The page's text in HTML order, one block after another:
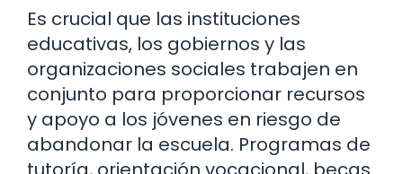
Es crucial que las instituciones
educativas, los gobiernos y las
organizaciones sociales trabajen en
conjunto para proporcionar recursos
y apoyo a los jóvenes en riesgo de
abandonar la escuela. Programas de